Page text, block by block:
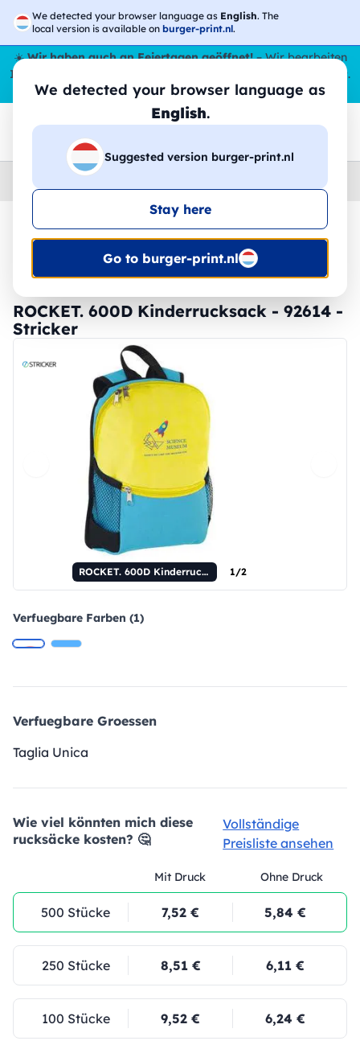
We detected your browser language as English. The
local version is available on burger-print.nl.
We detected your browser language as
English.
Suggested version burger-print.nl
Stay here
Go to burger-print.nl
☀️Wir haben auch an Feiertagen geöffnet!– Wir bearbeiten
Ihre Bestellungen den ganzen Sommer über,
sogar im August.
😎🌴
Home
🔥 -30 % DTF-Druck
ROCKET. 600D Kinderrucksack - 92614 -
Stricker
ROCKET. 600D Kinderrucksack 1/2
Verfuegbare Farben (1)
Verfuegbare Groessen
Taglia Unica
Wie viel könnten mich diese
rucksäcke kosten? 🤔
Vollständige
Preisliste ansehen
Mit Druck Ohne Druck
500 Stücke 7,52 € 5,84 €
250 Stücke 8,51 € 6,11 €
100 Stücke 9,52 € 6,24 €